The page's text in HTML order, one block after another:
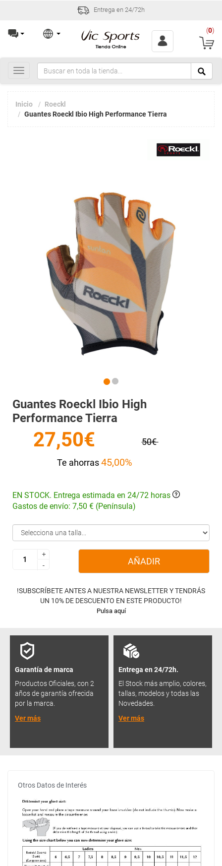
Entrega en 24/72h
(0)
Toggle
navigation
Inicio
Roeckl
Guantes Roeckl Ibio High Performance Tierra
Guantes Roeckl Ibio High
Performance Tierra
27,50€
50€
Te ahorras45,00%
EN STOCK. Entrega estimada en 24/72 horas
Gastos de envío: 7,50 € (Península)
+
-
+
-
AÑADIR
!SUBSCRÍBETE ANTES A NUESTRA NEWSLETTER Y TENDRÁS
UN 10% DE DESCUENTO EN ESTE PRODUCTO!
Pulsa aquí
Garantía de marca
Productos Oficiales, con 2
años de garantía ofrecida
por la marca.
Ver más
Entrega en 24/72h.
El Stock más amplio, colores,
tallas, modelos y todas las
Novedades.
Ver más
Otros Datos de Interés